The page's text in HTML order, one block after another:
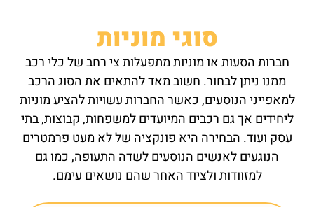
סוגי מוניות
חברות הסעות או מוניות מתפעלות צי רחב של כלי רכב
ממנו ניתן לבחור. חשוב מאד להתאים את הסוג הרכב
למאפייני הנוסעים, כאשר החברות עשויות להציע מוניות
ליחידים אך גם רכבים המיועדים למשפחות, קבוצות, בתי
עסק ועוד. הבחירה היא פונקציה של לא מעט פרמטרים
הנוגעים לאנשים הנוסעים לשדה התעופה, כמו גם
למזוודות ולציוד האחר שהם נושאים עימם.